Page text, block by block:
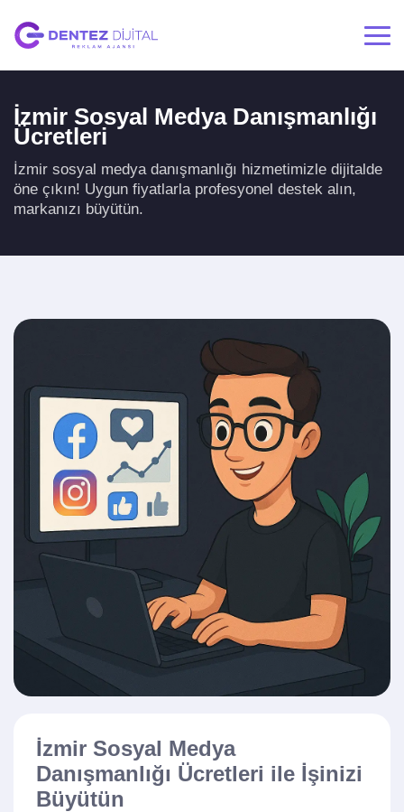
İzmir Sosyal Medya Danışmanlığı
Ücretleri
İzmir sosyal medya danışmanlığı hizmetimizle dijitalde
öne çıkın! Uygun fiyatlarla profesyonel destek alın,
markanızı büyütün.
İzmir Sosyal Medya
Danışmanlığı Ücretleri ile İşinizi
Büyütün